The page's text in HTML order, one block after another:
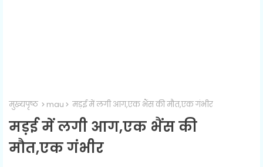
मुख्यपृष्ठ mau मड़ई में लगी आग,एक भैंस की मौत,एक गंभीर
मड़ई में लगी आग,एक भैंस की
मौत,एक गंभीर